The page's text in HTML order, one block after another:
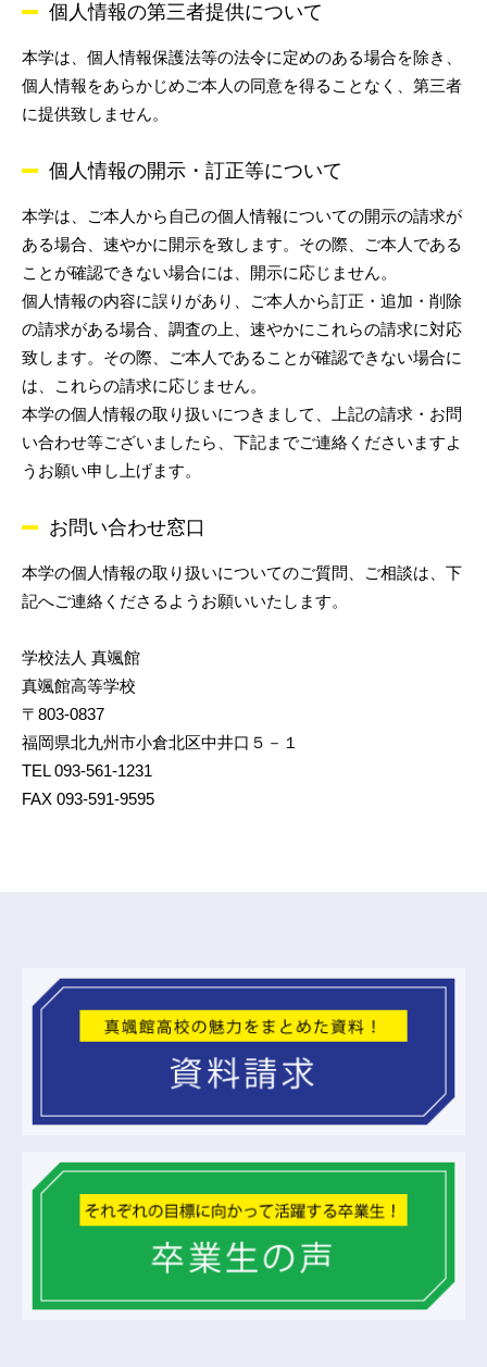
個人情報の第三者提供について
本学は、個人情報保護法等の法令に定めのある場合を除き、
個人情報をあらかじめご本人の同意を得ることなく、第三者
に提供致しません。
個人情報の開示・訂正等について
本学は、ご本人から自己の個人情報についての開示の請求が
ある場合、速やかに開示を致します。その際、ご本人である
ことが確認できない場合には、開示に応じません。
個人情報の内容に誤りがあり、ご本人から訂正・追加・削除
の請求がある場合、調査の上、速やかにこれらの請求に対応
致します。その際、ご本人であることが確認できない場合に
は、これらの請求に応じません。
本学の個人情報の取り扱いにつきまして、上記の請求・お問
い合わせ等ございましたら、下記までご連絡くださいますよ
うお願い申し上げます。
お問い合わせ窓口
本学の個人情報の取り扱いについてのご質問、ご相談は、下
記へご連絡くださるようお願いいたします。
学校法人 真颯館
真颯館高等学校
〒803-0837
福岡県北九州市小倉北区中井口５－１
TEL 093-561-1231
FAX 093-591-9595